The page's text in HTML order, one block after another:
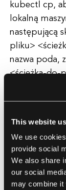
This website
We use
provide social
We also share
our social
may combine it
kubectl cp,
lokalną
następującą
pliku>
nazwa poda,
<ścieżka-do-
poda, a
lokalnej
nazwie "my-
"/path/to/
"/home/
maszynie,